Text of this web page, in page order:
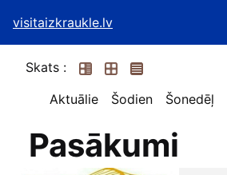
visitaizkraukle.lv
Skats :
Aktuālie
Šodien Šonedēļ
Pasākumi